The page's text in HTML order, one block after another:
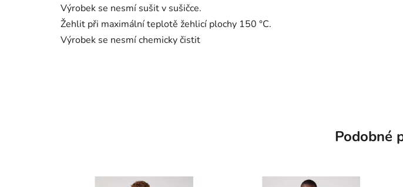
Výrobek se nesmí sušit v sušičce.
Žehlit při maximální teplotě žehlicí plochy 150 °C.
Výrobek se nesmí chemicky čistit
Podobné